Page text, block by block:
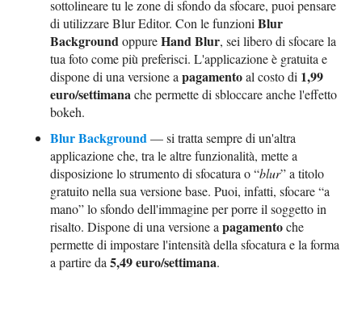
sottolineare tu le zone di sfondo da sfocare, puoi pensare
di utilizzare Blur Editor. Con le funzioniBlur
BackgroundoppureHand Blur, sei libero di sfocare la
tua foto come più preferisci. L'applicazione è gratuita e
dispone di una versione apagamentoal costo di 1,99
euro/settimanache permette di sbloccare anche l'effetto
bokeh.
Blur Background— si tratta sempre di un'altra
applicazione che, tra le altre funzionalità, mette a
disposizione lo strumento di sfocatura o “blur” a titolo
gratuito nella sua versione base. Puoi, infatti, sfocare “a
mano” lo sfondo dell'immagine per porre il soggetto in
risalto. Dispone di una versione apagamentoche
permette di impostare l'intensità della sfocatura e la forma
a partire da5,49 euro/settimana.